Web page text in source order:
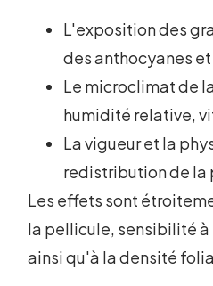
L'exposition des
des anthocyanes
Le microclimat de
humidité relative,
La vigueur et la
redistribution de la
Les effets sont
la pellicule, sensibilité à
ainsi qu'à la densité